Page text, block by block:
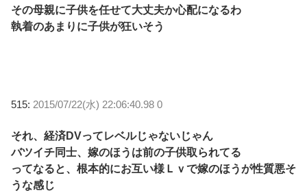
その母親に子供を任せて大丈夫か心配になるわ
執着のあまりに子供が狂いそう
515: 2015/07/22(水) 22:06:40.98 0
それ、経済DVってレベルじゃないじゃん
バツイチ同士、嫁のほうは前の子供取られてる
ってなると、根本的にお互い様Ｌｖで嫁のほうが性質悪そ
うな感じ